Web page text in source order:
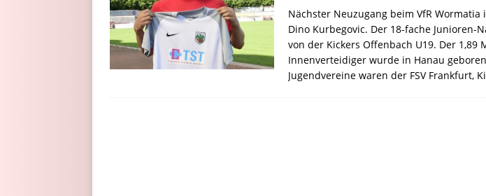
Nächster Neuzugang beim VfR
Dino Kurbegovic. Der 18-fache Junioren-
von der Kickers Offenbach U19. Der 1,89
Innenverteidiger wurde in Hanau
Jugendvereine waren der FSV Frankfurt,